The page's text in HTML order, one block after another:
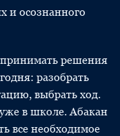
и осознанного
решения
разобрать
выбрать ход.
в школе. Абакан
все необходимое